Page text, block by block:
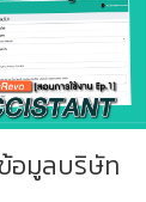
อมูลบริษัท